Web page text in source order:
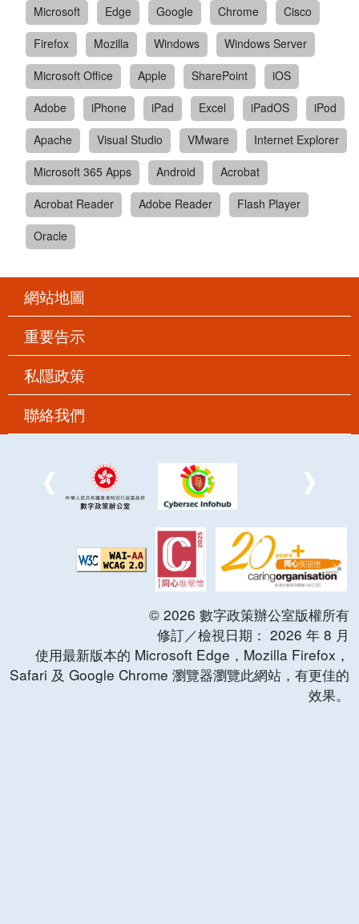
Microsoft Edge Google Chrome
Cisco
Firefox
Mozilla Windows
Windows Server
Microsoft Office
Apple SharePoint
iOS
Adobe
iPhone iPad Excel iPadOS
iPod
Apache
Visual Studio VMware
Internet Explorer
Microsoft 365 Apps
Android
Acrobat
Acrobat Reader
Adobe Reader
Flash Player
Oracle
網站地圖
重要告示
私隱政策
聯絡我們
© 2026 數字政策辦公室版權所有
修訂／檢視日期： 2026 年 8 月
使用最新版本的 Microsoft Edge，Mozilla Firefox，
Safari 及 Google Chrome 瀏覽器瀏覽此網站，有更佳的
效果。